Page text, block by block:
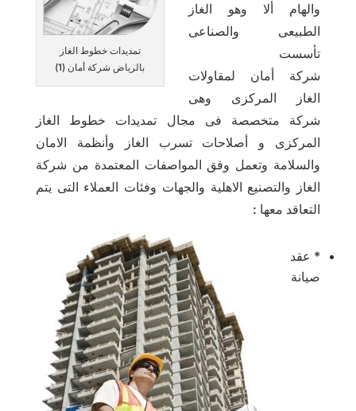
تمديدات خطوط الغاز
بالرياض شركة أمان (1)
والهام ألا وهو الغاز
الطبيعى والصناعى
تأسست
شركة أمان لمقاولات
الغاز المركزى وهى
شركة متخصصة فى مجال تمديدات خطوط الغاز
المركزى و أصلاحات تسرب الغاز وأنظمة الامان
والسلامة وتعمل وفق المواصفات المعتمدة من شركة
الغاز والتصنيع الاهلية والجهات وفئات العملاء التى يتم
التعاقد معها :
* عقد
صيانة